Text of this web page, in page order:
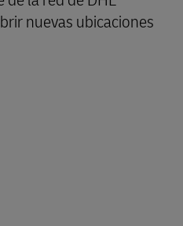
nuevas ubicaciones